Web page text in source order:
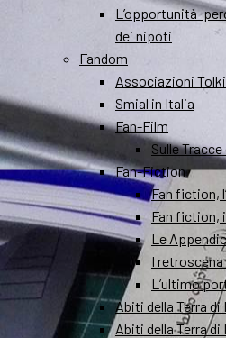
L’opportunità
dei nipoti
Fandom
Associazioni
Smial in Italia
Fan-Film
Sulle
Fan-Fiction
Fan fiction,
Fan fiction,
Le
I retroscena
L’ultimo
Abiti della Terra di
Abiti della Terra di